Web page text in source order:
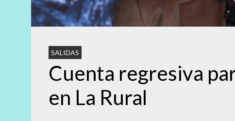
SALIDAS
Cuenta regresiva
en La Rural